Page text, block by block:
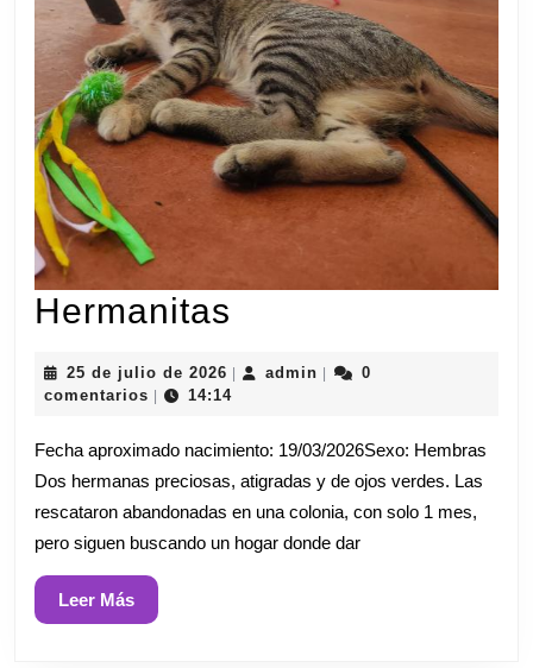
Hermanitas
25 de julio de 2026 25
de
2026
admin admin
0
comentarios
14:14
Fecha aproximado nacimiento: 19/03/2026Sexo: Hembras
Dos hermanas preciosas, atigradas y de ojos verdes. Las
rescataron abandonadas en una colonia, con solo 1 mes,
pero siguen buscando un hogar donde dar
Leer MásLeer
Más